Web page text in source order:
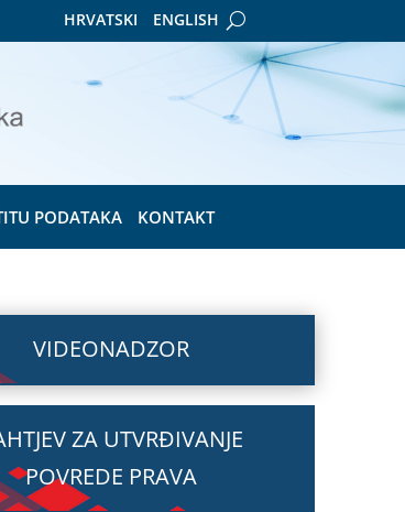
HRVATSKI ENGLISH
PODATAKA KONTAKT
VIDEONADZOR
ZA UTVRĐIVANJE
POVREDE PRAVA